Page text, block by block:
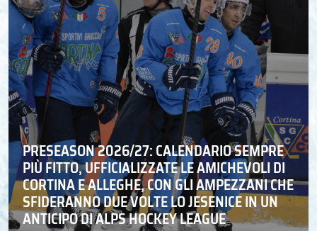
PRESEASON 2026/27: CALENDARIO SEMPRE
PIÙ FITTO, UFFICIALIZZATE LE AMICHEVOLI DI
CORTINA E ALLEGHE, CON GLI AMPEZZANI CHE
SFIDERANNO DUE VOLTE LO JESENICE IN UN
ANTICIPO DI ALPS HOCKEY LEAGUE